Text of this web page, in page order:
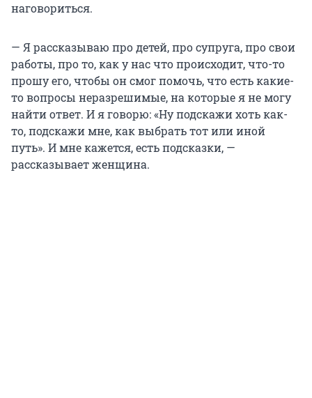
наговориться.
— Я рассказываю про детей, про супруга, про свои
работы, про то, как у нас что происходит, что-то
прошу его, чтобы он смог помочь, что есть какие-
то вопросы неразрешимые, на которые я не могу
найти ответ. И я говорю: «Ну подскажи хоть как-
то, подскажи мне, как выбрать тот или иной
путь». И мне кажется, есть подсказки, —
рассказывает женщина.